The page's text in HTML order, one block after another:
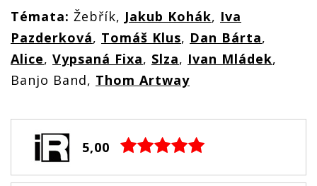
Témata: Žebřík, Jakub Kohák, Iva
Pazderková, Tomáš Klus, Dan Bárta,
Alice, Vypsaná Fixa, Slza, Ivan Mládek,
Banjo Band, Thom Artway
5,00